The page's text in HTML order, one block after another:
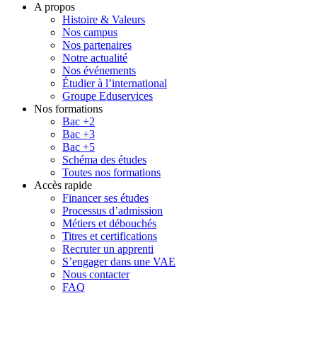
A propos
Histoire & Valeurs
Nos campus
Nos partenaires
Notre actualité
Nos événements
Étudier à l’international
Groupe Eduservices
Nos formations
Bac +2
Bac +3
Bac +5
Schéma des études
Toutes nos formations
Accès rapide
Financer ses études
Processus d’admission
Métiers et débouchés
Titres et certifications
Recruter un apprenti
S’engager dans une VAE
Nous contacter
FAQ